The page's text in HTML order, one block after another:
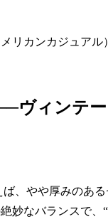
リカンカジュア
ヴィンテ
、やや厚みのある
妙なバランスで